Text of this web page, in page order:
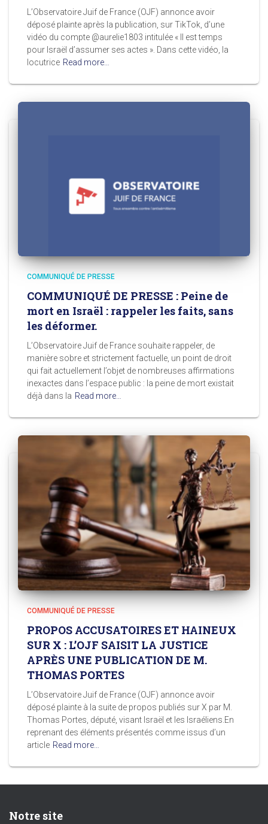
L’Observatoire Juif de France (OJF) annonce avoir
déposé plainte après la publication, sur TikTok, d’une
vidéo du compte @aurelie1803 intitulée « Il est temps
pour Israël d’assumer ses actes ». Dans cette vidéo, la
locutrice Read more…
COMMUNIQUÉ DE PRESSE
COMMUNIQUÉ DE PRESSE : Peine de
mort en Israël : rappeler les faits, sans
les déformer.
L’Observatoire Juif de France souhaite rappeler, de
manière sobre et strictement factuelle, un point de droit
qui fait actuellement l’objet de nombreuses affirmations
inexactes dans l’espace public : la peine de mort existait
déjà dans la Read more…
COMMUNIQUÉ DE PRESSE
PROPOS ACCUSATOIRES ET HAINEUX
SUR X : L’OJF SAISIT LA JUSTICE
APRÈS UNE PUBLICATION DE M.
THOMAS PORTES
L’Observatoire Juif de France (OJF) annonce avoir
déposé plainte à la suite de propos publiés sur X par M.
Thomas Portes, député, visant Israël et les Israéliens.En
reprenant des éléments présentés comme issus d’un
article Read more…
Notre site